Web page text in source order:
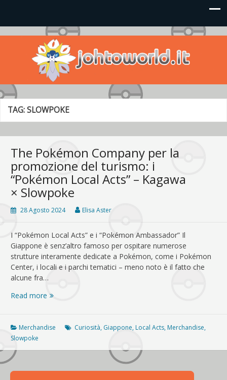
Johto World
Le novità più frizzanti dall'universo Pokémon e Nintendo
TAG:SLOWPOKE
The Pokémon Company per la
promozione del turismo: i
“Pokémon Local Acts” – Kagawa
× Slowpoke
28 Agosto 2024 Elisa Aster
I “Pokémon Local Acts” e i “Pokémon Ambassador” Il
Giappone è senz’altro famoso per ospitare numerose
strutture interamente dedicate a Pokémon, come i Pokémon
Center, i locali e i parchi tematici – meno noto è il fatto che
alcune fra…
Read more The
per
promozione
turismo:
Merchandise Curiosità, Giappone, Local Acts, Merchandise,
Slowpoke